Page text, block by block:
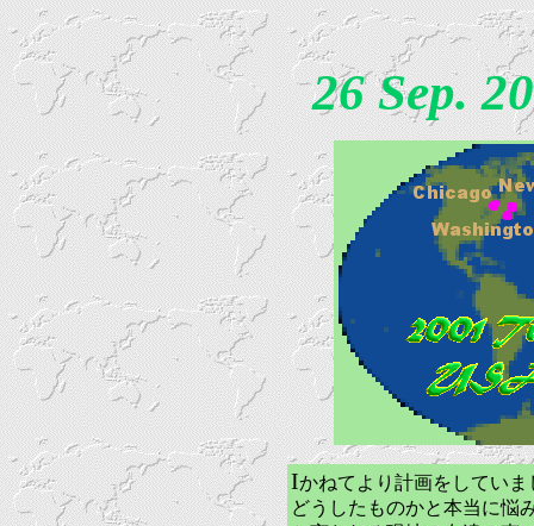
26 Sep.
Iかねてより計画をしてい
どうしたものかと本当に悩